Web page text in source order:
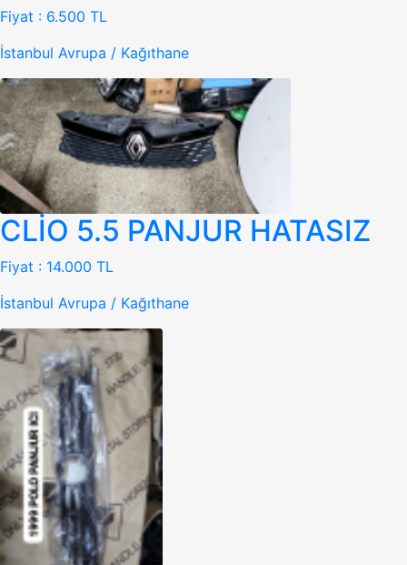
Fiyat : 6.500 TL
İstanbul Avrupa / Kağıthane
CLİO 5.5 PANJUR HATASIZ
Fiyat : 14.000 TL
İstanbul Avrupa / Kağıthane